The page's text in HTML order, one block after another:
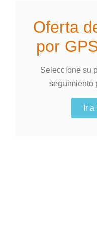
Oferta
por
Seleccione su
seguimiento
Ir